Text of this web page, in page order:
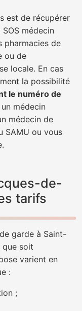
est de récupérer
médecin
pharmacies de
ou de
locale. En cas
la possibilité
le numéro de
médecin
médecin de
SAMU ou vous
de-
tarifs
garde à Saint-
que soit
varient en
:
;